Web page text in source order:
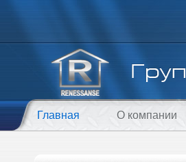
Главная О компании